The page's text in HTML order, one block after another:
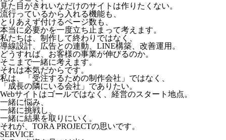
見た目がきれいなだけのサイトは作りたくない。
流行っているから入れる機能も、
とりあえず付けるページ数も、
本当に必要かを一度立ち止まって考えます。
私たちは、制作して終わりではなく、
導線設計、広告との連動、LINE構築、改善運用。
どうすれば、お客様の事業が伸びるのか。
そこまで一緒に考えます。
それは本気だからです。
私は、「受注するための制作会社」ではなく、
「成長の隣にいる会社」でありたい。
Webサイトはゴールではなく、経営のスタート地点。
一緒に悩み、
一緒に挑戦し、
一緒に結果を取りにいく。
それが、TORA PROJECTの思いです。
SERVICE